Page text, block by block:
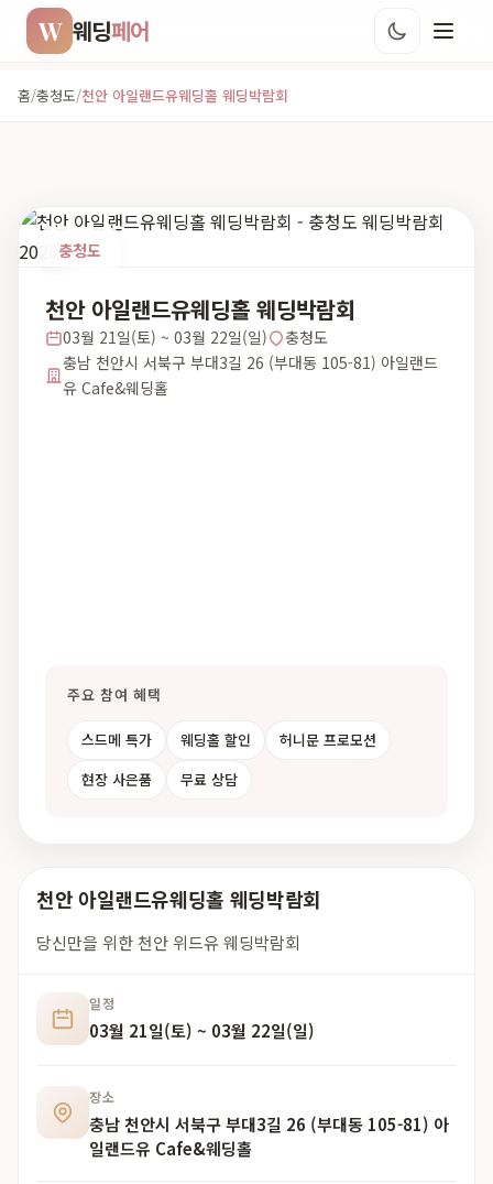
W 웨딩페어
홈/충청도/천안 아일랜드유웨딩홀 웨딩박람회
충청도
천안 아일랜드유웨딩홀 웨딩박람회
03월 21일(토) ~ 03월 22일(일)
충청도
충남 천안시 서북구 부대3길 26 (부대동 105-81) 아일랜드
유 Cafe&웨딩홀
주요 참여 혜택
스드메 특가 웨딩홀 할인
허니문 프로모션
현장 사은품
무료 상담
천안 아일랜드유웨딩홀 웨딩박람회
당신만을 위한 천안 위드유 웨딩박람회
일정
03월 21일(토) ~ 03월 22일(일)
장소
충남 천안시 서북구 부대3길 26 (부대동 105-81) 아
일랜드유 Cafe&웨딩홀